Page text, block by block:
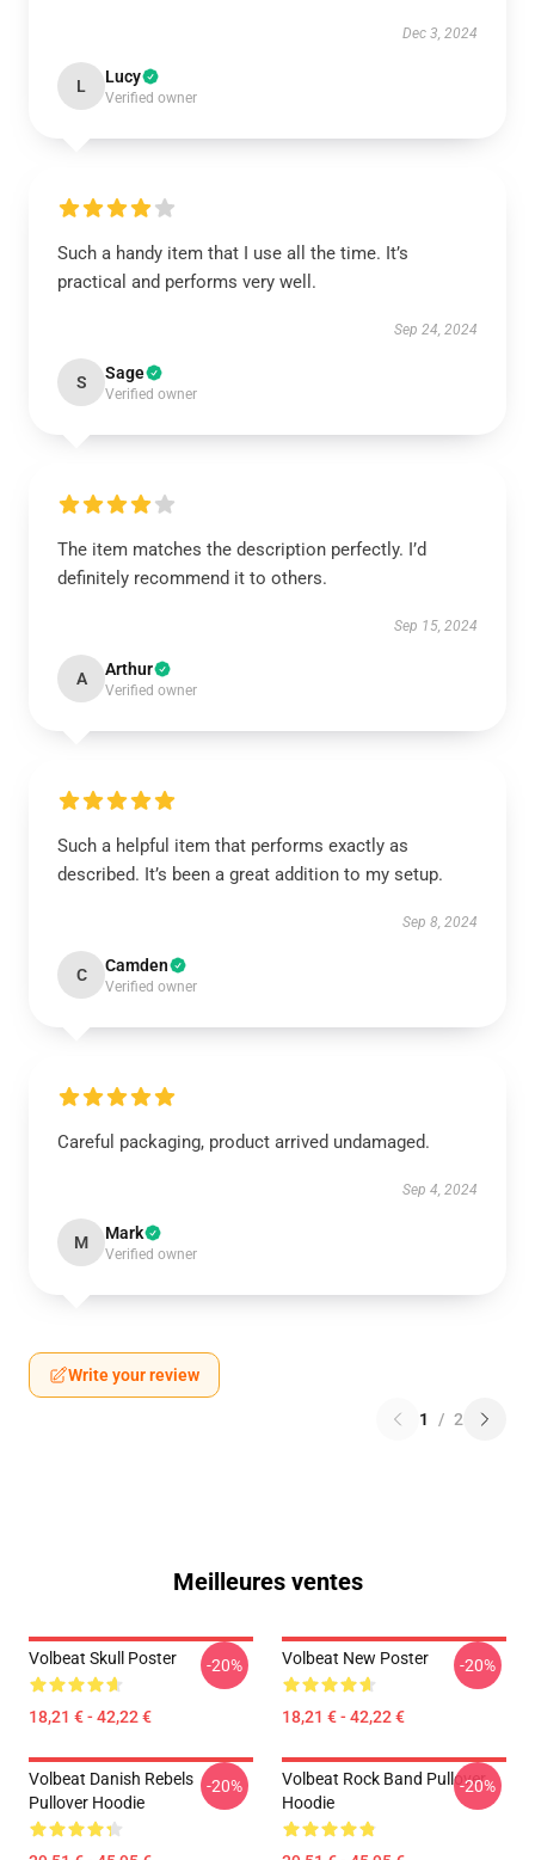
Dec 3, 2024
L Lucy
Verified owner
Such a handy item that I use all the time. It’s
practical and performs very well.
Sep 24, 2024
S Sage
Verified owner
The item matches the description perfectly. I’d
definitely recommend it to others.
Sep 15, 2024
A Arthur
Verified owner
Such a helpful item that performs exactly as
described. It’s been a great addition to my setup.
Sep 8, 2024
C Camden
Verified owner
Careful packaging, product arrived undamaged.
Sep 4, 2024
M Mark
Verified owner
Write your review
1 / 2
Meilleures ventes
Volbeat Skull Poster
18,21 € - 42,22 €
-20% Volbeat New Poster
18,21 € - 42,22 €
-20%
Volbeat Danish Rebels
Pullover Hoodie
-20%
Volbeat Rock Band Pullover
Hoodie
-20%